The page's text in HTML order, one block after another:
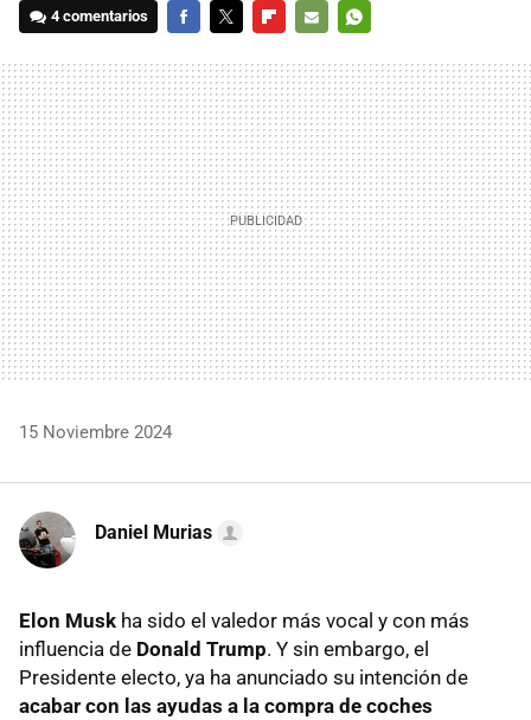
4 comentarios
MAIL
15 Noviembre 2024
Daniel Murias
Elon Musk ha sido el valedor más vocal y con más
influencia de Donald Trump. Y sin embargo, el
Presidente electo, ya ha anunciado su intención de
acabar con las ayudas a la compra de coches